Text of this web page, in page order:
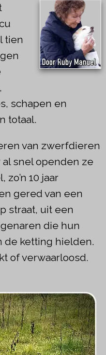
tien
schapen en
totaal.
van zwerfdieren
snel openden ze
10 jaar
gered van een
straat, uit een
die hun
de ketting hielden.
of verwaarloosd.